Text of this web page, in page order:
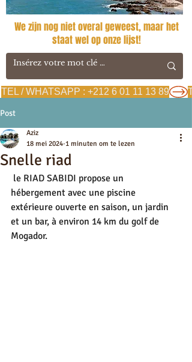
TEL / WHATSAPP : +212 6 01 11 13 89
We zijn nog niet overal geweest, maar het
staat wel op onze lijst!
Post
Snelle riad
Aziz
18 mei 2024 1 minuten om te lezen
le RIAD SABIDI propose un
hébergement avec une piscine
extérieure ouverte en saison, un jardin
et un bar, à environ 14 km du golf de
Mogador.